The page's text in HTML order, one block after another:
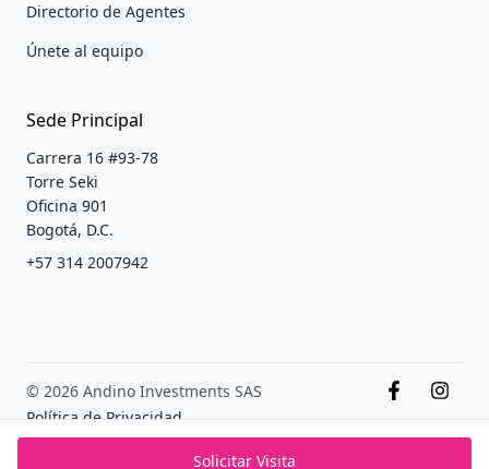
Solicitar Visita
Directorio de Agentes
Únete al equipo
Sede Principal
Carrera 16 #93-78
Torre Seki
Oficina 901
Bogotá, D.C.
+57 314 2007942
© 2026 Andino Investments SAS
Política de Privacidad
Terminos y condiciones